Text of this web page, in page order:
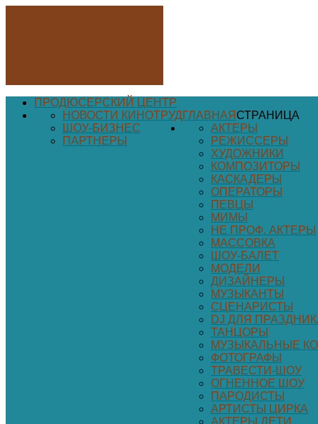
ПРОДЮСЕРСКИЙ ЦЕНТР
ГЛАВНАЯСТРАНИЦА
НОВОСТИ КИНОТРУД
ШОУ-БИЗНЕС
ПАРТНЕРЫ
АКТЕРЫ
РЕЖИССЕРЫ
ХУДОЖНИКИ
КОМПОЗИТОРЫ
КАСКАДЕРЫ
ОПЕРАТОРЫ
ПЕВЦЫ
МИМЫ
НЕ ПРОФ. АКТЕРЫ
МАССОВКА
ШОУ-БАЛЕТ
МОДЕЛИ
ДИЗАЙНЕРЫ
МУЗЫКАНТЫ
СЦЕНАРИСТЫ
DJ ДЛЯ
ТАНЦОРЫ
МУЗЫКАЛЬНЫЕ
ФОТОГРАФЫ
ТРАВЕСТИ-ШОУ
ОГНЕННОЕ ШОУ
ПАРОДИСТЫ
АРТИСТЫ ЦИРКА
АКТЕРЫ ДЕТИ